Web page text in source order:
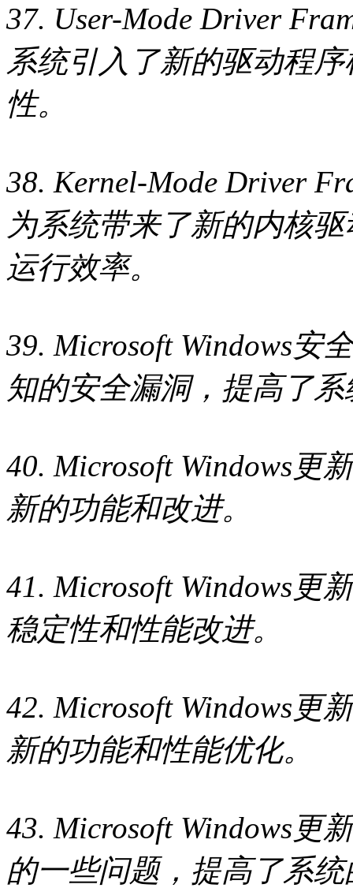
37. User-Mode Driver
系统引入了新的驱动程
性。
38. Kernel-Mode Driver
为系统带来了新的内核
运行效率。
39. Microsoft Windows安
知的安全漏洞，提高了
40. Microsoft Windows更
新的功能和改进。
41. Microsoft Windows更
稳定性和性能改进。
42. Microsoft Windows更
新的功能和性能优化。
43. Microsoft Windows更
的一些问题，提高了系